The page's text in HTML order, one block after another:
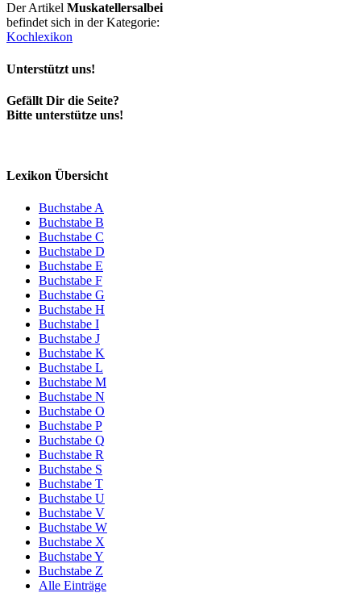
Der Artikel Muskatellersalbei
befindet sich in der Kategorie:
Kochlexikon
Unterstützt uns!
Gefällt Dir die Seite?
Bitte unterstütze uns!
Lexikon Übersicht
Buchstabe A
Buchstabe B
Buchstabe C
Buchstabe D
Buchstabe E
Buchstabe F
Buchstabe G
Buchstabe H
Buchstabe I
Buchstabe J
Buchstabe K
Buchstabe L
Buchstabe M
Buchstabe N
Buchstabe O
Buchstabe P
Buchstabe Q
Buchstabe R
Buchstabe S
Buchstabe T
Buchstabe U
Buchstabe V
Buchstabe W
Buchstabe X
Buchstabe Y
Buchstabe Z
Alle Einträge